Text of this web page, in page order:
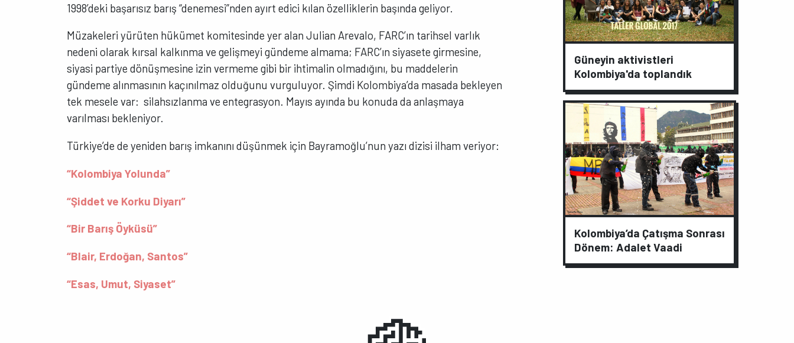
1998’deki başarısız barış “denemesi”nden ayırt edici kılan özelliklerin başında geliyor.
Müzakeleri yürüten hükümet komitesinde yer alan Julian Arevalo, FARC’ın tarihsel varlık
nedeni olarak kırsal kalkınma ve gelişmeyi gündeme almama; FARC’ın siyasete girmesine,
siyasi partiye dönüşmesine izin vermeme gibi bir ihtimalin olmadığını, bu maddelerin
gündeme alınmasının kaçınılmaz olduğunu vurguluyor. Şimdi Kolombiya’da masada bekleyen
tek mesele var: silahsızlanma ve entegrasyon. Mayıs ayında bu konuda da anlaşmaya
varılması bekleniyor.
Türkiye’de de yeniden barış imkanını düşünmek için Bayramoğlu’nun yazı dizisi ilham veriyor:
“Kolombiya Yolunda”
“Şiddet ve Korku Diyarı”
“Bir Barış Öyküsü”
“Blair, Erdoğan, Santos”
“Esas, Umut, Siyaset”
Güneyin aktivistleri
Kolombiya'da toplandık
Kolombiya’da Çatışma Sonrası
Dönem: Adalet Vaadi